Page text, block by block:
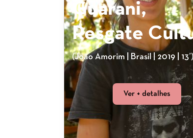
Guarani,
Resgate
(João Amorim | Brasil | 2019 | 13’)
Ver + detalhes